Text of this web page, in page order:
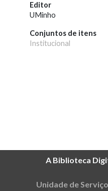
Editor
UMinho
Conjuntos de itens
Institucional
A Biblioteca
Unidade de